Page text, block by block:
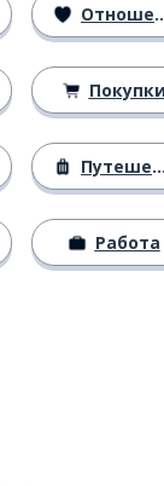
Отношения
Путешествия
Работа